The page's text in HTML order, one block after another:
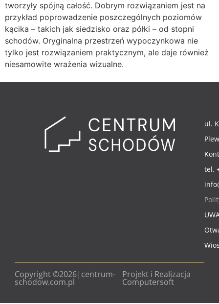
tworzyły spójną całość. Dobrym rozwiązaniem jest na
przykład poprowadzenie poszczególnych poziomów
kącika – takich jak siedzisko oraz półki – od stopni
schodów. Oryginalna przestrzeń wypoczynkowa nie
tylko jest rozwiązaniem praktycznym, ale daje również
niesamowite wrażenia wizualne.
ul.
tel.
Copyright ©2026|centrum-
schodow.com.pl
Projekt i Realizacja
Computersoft